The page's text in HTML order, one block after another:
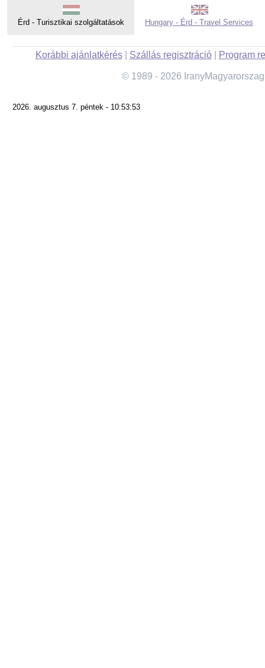
Érd - Turisztikai szolgáltatások Hungary - Érd - Travel Services
Korábbi ajánlatkérés| Szállás regisztráció| Program
© 1989 - 2026
2026. augusztus 7. péntek - 10:53:53